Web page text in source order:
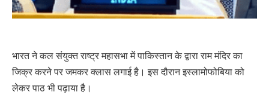
भारत ने कल संयुक्त राष्ट्र महासभा में पाकिस्तान के द्वारा राम मंदिर का
जिक्र करने पर जमकर क्लास लगाई है। इस दौरान इस्लामोफोबिया को
लेकर पाठ भी पढ़ाया है।